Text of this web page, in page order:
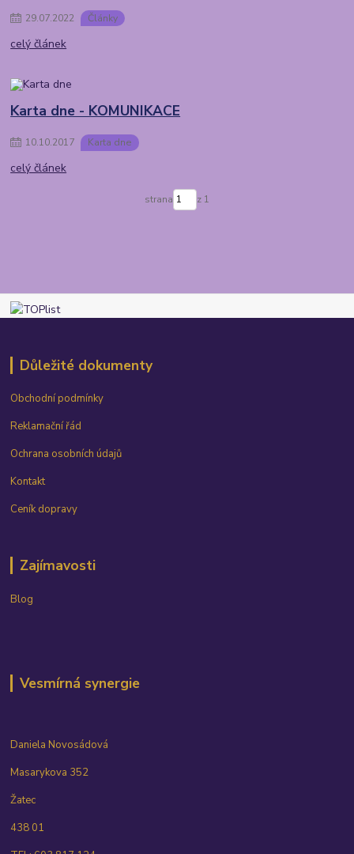
29.07.2022 Články
celý článek
Karta dne - KOMUNIKACE
10.10.2017 Karta dne
celý článek
strana z 1
Důležité dokumenty
Obchodní podmínky
Reklamační řád
Ochrana osobních údajů
Kontakt
Ceník dopravy
Zajímavosti
Blog
Vesmírná synergie
Daniela Novosádová
Masarykova 352
Žatec
438 01